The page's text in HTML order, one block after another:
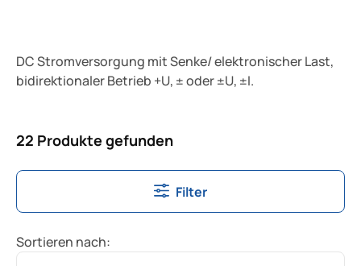
DC Stromversorgung mit Senke/ elektronischer Last,
bidirektionaler Betrieb +U, ± oder±U, ±I.
22 Produkte gefunden
Filter
Sortieren nach: